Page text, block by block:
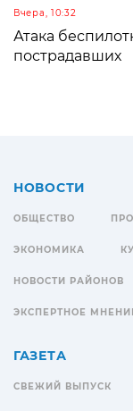
Вчера, 10:32
Атака
пострадавших
НОВОСТИ
ОБЩЕСТВО
ЭКОНОМИКА
НОВОСТИ РАЙОНОВ
ЭКСПЕРТНОЕ
ГАЗЕТА
СВЕЖИЙ ВЫПУСК